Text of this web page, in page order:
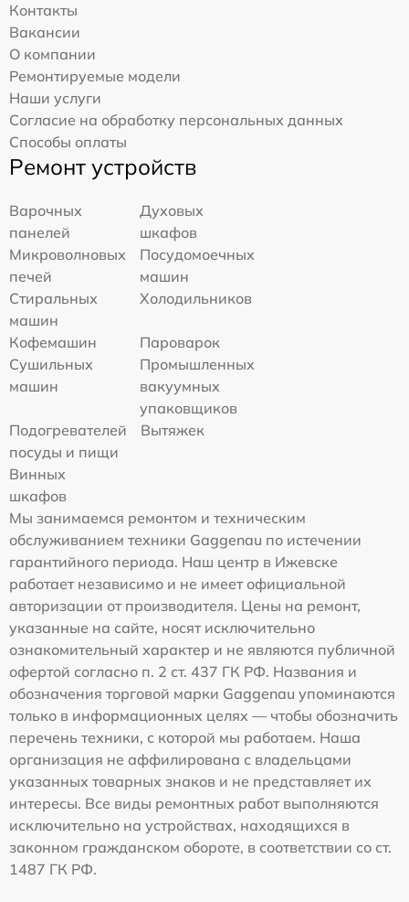
Контакты
Вакансии
О компании
Ремонтируемые модели
Наши услуги
Согласие на обработку персональных данных
Способы оплаты
Ремонт устройств
Варочных
панелей
Духовых
шкафов
Микроволновых
печей
Посудомоечных
машин
Стиральных
машин
Холодильников
Кофемашин
Пароварок
Сушильных
машин
Промышленных
вакуумных
упаковщиков
Подогревателей
посуды и пищи
Вытяжек
Винных
шкафов
Мы занимаемся ремонтом и техническим
обслуживанием техники Gaggenau по истечении
гарантийного периода. Наш центр в Ижевске
работает независимо и не имеет официальной
авторизации от производителя. Цены на ремонт,
указанные на сайте, носят исключительно
ознакомительный характер и не являются публичной
офертой согласно п. 2 ст. 437 ГК РФ. Названия и
обозначения торговой марки Gaggenau упоминаются
только в информационных целях — чтобы обозначить
перечень техники, с которой мы работаем. Наша
организация не аффилирована с владельцами
указанных товарных знаков и не представляет их
интересы. Все виды ремонтных работ выполняются
исключительно на устройствах, находящихся в
законном гражданском обороте, в соответствии со ст.
1487 ГК РФ.